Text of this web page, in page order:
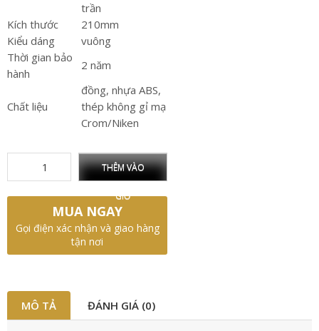
trần
Kích thước
210mm
Kiểu dáng
vuông
Thời gian bảo
hành
2 năm
Chất liệu
đồng, nhựa ABS,
thép không gỉ mạ
Crom/Niken
THÊM VÀO
GIỎ
MUA NGAY
Gọi điện xác nhận và giao hàng
tận nơi
MÔ TẢ ĐÁNH GIÁ (0)